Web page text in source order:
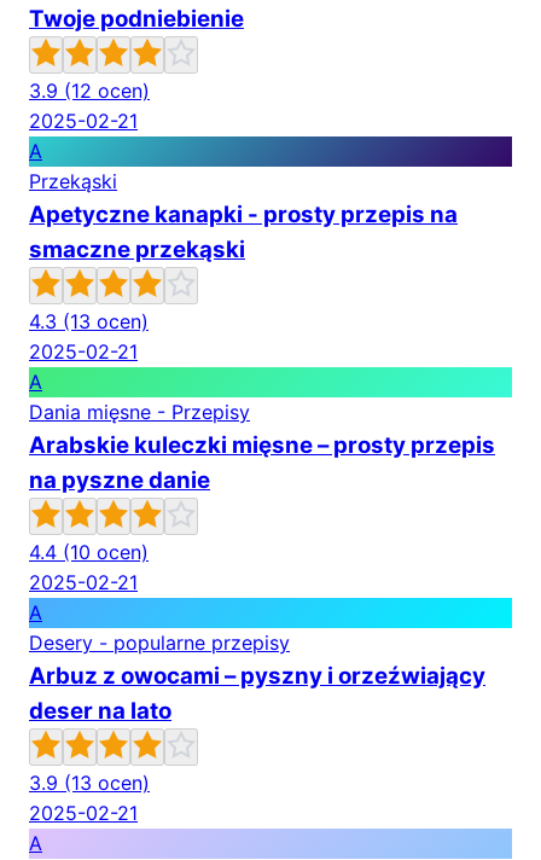
Twoje podniebienie
3.9 (12 ocen)
2025-02-21
A
Przekąski
Apetyczne kanapki - prosty przepis na
smaczne przekąski
4.3 (13 ocen)
2025-02-21
A
Dania mięsne - Przepisy
Arabskie kuleczki mięsne – prosty przepis
na pyszne danie
4.4 (10 ocen)
2025-02-21
A
Desery - popularne przepisy
Arbuz z owocami – pyszny i orzeźwiający
deser na lato
3.9 (13 ocen)
2025-02-21
A